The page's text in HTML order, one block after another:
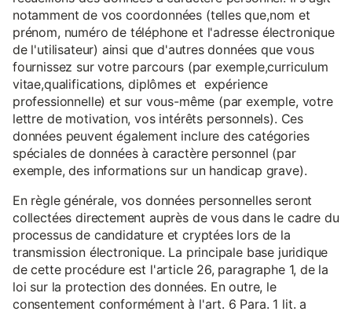
notamment de vos coordonnées (telles que,nom et
prénom, numéro de téléphone et l'adresse électronique
de l'utilisateur) ainsi que d'autres données que vous
fournissez sur votre parcours (par exemple,curriculum
vitae,qualifications, diplômes et expérience
professionnelle) et sur vous-même (par exemple, votre
lettre de motivation, vos intérêts personnels). Ces
données peuvent également inclure des catégories
spéciales de données à caractère personnel (par
exemple, des informations sur un handicap grave).
En règle générale, vos données personnelles seront
collectées directement auprès de vous dans le cadre du
processus de candidature et cryptées lors de la
transmission électronique. La principale base juridique
de cette procédure est l'article 26, paragraphe 1, de la
loi sur la protection des données. En outre, le
consentement conformément à l'art. 6 Para. 1 lit. a